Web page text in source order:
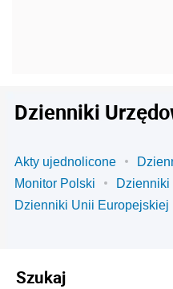
Dzienniki
Akty ujednolicone
Monitor Polski
Dzienniki Unii Europejskiej
Szukaj